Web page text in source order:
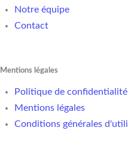
Notre équipe
Contact
Mentions légales
Politique de confidentialité
Mentions légales
Conditions générales